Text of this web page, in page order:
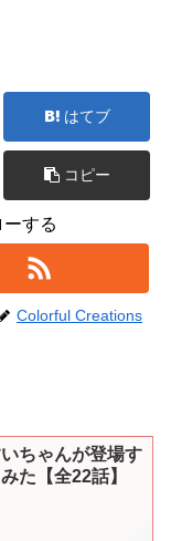
はてブ
コピー
する
Colorful Creations
いちゃんが登場す
た【全22話】